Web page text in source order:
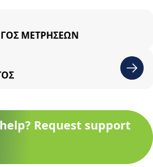
ΜΕΤΡΗΣΕΩΝ
Request support